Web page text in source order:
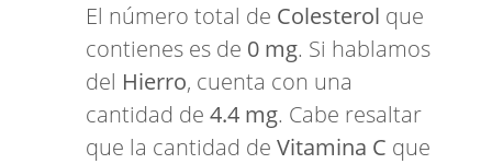
El número total de Colesterol que
contienes es de 0 mg. Si hablamos
del Hierro, cuenta con una
cantidad de 4.4 mg. Cabe resaltar
que la cantidad de Vitamina C que